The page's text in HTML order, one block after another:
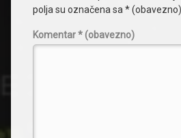
polja su označena sa * (obavezno)
Komentar* (obavezno)